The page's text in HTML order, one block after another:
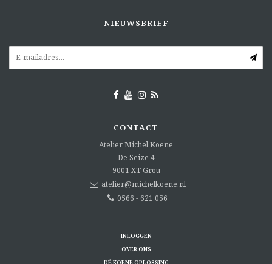
NIEUWSBRIEF
CONTACT
Atelier Michel Koene
De Seize 4
9001 XT Grou
atelier@michelkoene.nl
0566 - 621 056
INLOGGEN
OVER ONS
DÉ KOENE OPLOSSING